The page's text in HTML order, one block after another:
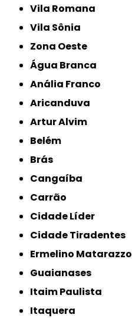
Vila Romana
Vila Sônia
Zona Oeste
Água Branca
Anália Franco
Aricanduva
Artur Alvim
Belém
Brás
Cangaíba
Carrão
Cidade Líder
Cidade Tiradentes
Ermelino Matarazzo
Guaianases
Itaim Paulista
Itaquera